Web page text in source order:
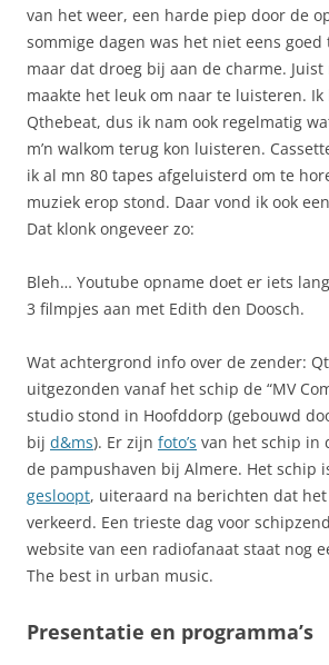
van het weer, een harde piep door de
sommige dagen was het niet eens goed
maar dat droeg bij aan de charme.
maakte het leuk om naar te luisteren.
Qthebeat, dus ik nam ook regelmatig
m’n walkom terug kon luisteren.
ik al mn 80 tapes afgeluisterd om te
muziek erop stond. Daar vond ik ook
Dat klonk ongeveer zo:
Bleh… Youtube opname doet er iets
3 filmpjes aan met Edith den Doosch.
Wat achtergrond info over de zender:
uitgezonden vanaf het schip de “MV
studio stond in Hoofddorp (gebouwd
bij d&ms). Er zijn foto’s van het schip in
de pampushaven bij Almere. Het schip
gesloopt, uiteraard na berichten dat
verkeerd. Een trieste dag voor
website van een radiofanaat staat nog
The best in urban music.
Presentatie en programma’s